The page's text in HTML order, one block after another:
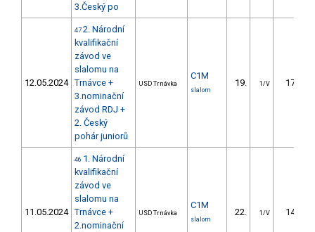
3.Český po
12.05.2024
47 2. Národní
kvalifikační
závod ve
slalomu na
Trnávce +
3.nominační
závod RDJ +
2. Český
pohár juniorů
USD Trnávka
C1M
slalom
19. 1/V 17.23
11.05.2024
46 1. Národní
kvalifikační
závod ve
slalomu na
Trnávce +
2.nominační
USD Trnávka
C1M
slalom
22. 1/V 14.55